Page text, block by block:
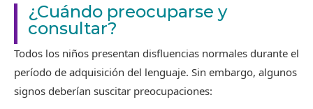
¿Cuándo preocuparse y
consultar?
Todos los niños presentan disfluencias normales durante el
período de adquisición del lenguaje. Sin embargo, algunos
signos deberían suscitar preocupaciones: